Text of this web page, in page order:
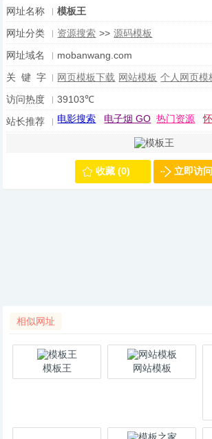
网址名称
模板王
网址分类
资源搜索 >> 源码模板
网址域名
mobanwang.com
关 键 字
网页模板下载 网站模板 个人网页模
访问热度
39103℃
站长推荐
电影搜索 电子烟 GO 热门资源
收藏 (0) 立即访问
相似网址
模板王 网站模板